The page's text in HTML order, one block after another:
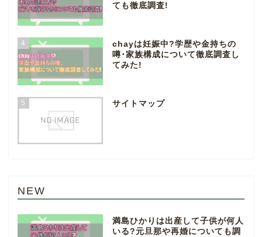
ても徹底調査!
4
chayは妊娠中?学歴や金持ちの
噂･家族構成について徹底調査し
てみた!
5 サイトマップ
NEW
満島ひかりは出産して子供が何人
いる?元旦那や再婚についても調